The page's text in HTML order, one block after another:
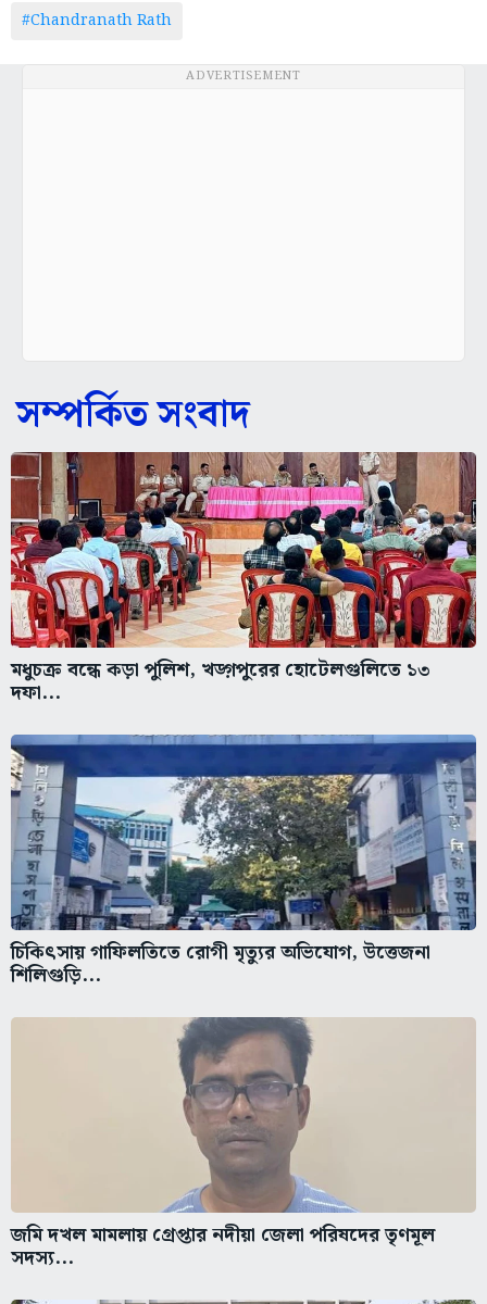
#Chandranath Rath
ADVERTISEMENT
সম্পর্কিত সংবাদ
মধুচক্র বন্ধে কড়া পুলিশ, খড়্গপুরের হোটেলগুলিতে ১৩
দফা...
চিকিৎসায় গাফিলতিতে রোগী মৃত্যুর অভিযোগ, উত্তেজনা
শিলিগুড়ি...
জমি দখল মামলায় গ্রেপ্তার নদীয়া জেলা পরিষদের তৃণমূল
সদস্য...